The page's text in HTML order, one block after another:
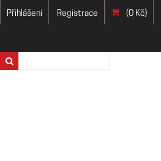
Přihlášení Registrace (0 Kč)